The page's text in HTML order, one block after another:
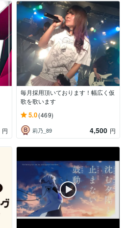
円
毎月採用頂いております！幅広く仮
歌を歌います
5.0(469)
莉乃_89 4,500 円